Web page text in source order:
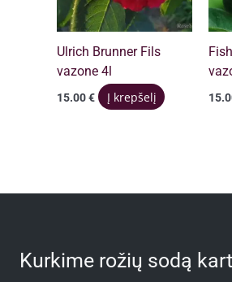
Ulrich Brunner Fils
vazone 4l
15.00€ Į krepšelį
Kurkime rožių sodą